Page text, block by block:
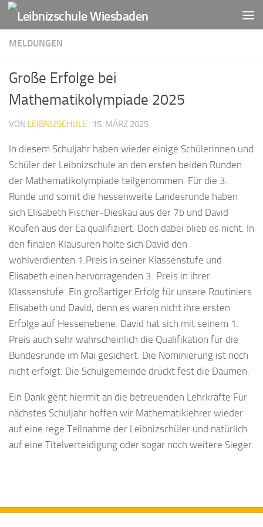
Zum Inhalt springen
MELDUNGEN
Große Erfolge bei
Mathematikolympiade 2025
VON LEIBNIZSCHULE · 15. MÄRZ 2025
In diesem Schuljahr haben wieder einige Schülerinnen und
Schüler der Leibnizschule an den ersten beiden Runden
der Mathematikolympiade teilgenommen. Für die 3.
Runde und somit die hessenweite Landesrunde haben
sich Elisabeth Fischer-Dieskau aus der 7b und David
Koufen aus der Ea qualifiziert. Doch dabei blieb es nicht. In
den finalen Klausuren holte sich David den
wohlverdienten 1.Preis in seiner Klassenstufe und
Elisabeth einen hervorragenden 3. Preis in ihrer
Klassenstufe. Ein großartiger Erfolg für unsere Routiniers
Elisabeth und David, denn es waren nicht ihre ersten
Erfolge auf Hessenebene. David hat sich mit seinem 1.
Preis auch sehr wahrscheinlich die Qualifikation für die
Bundesrunde im Mai gesichert. Die Nominierung ist noch
nicht erfolgt. Die Schulgemeinde drückt fest die Daumen.
Ein Dank geht hiermit an die betreuenden Lehrkräfte Für
nächstes Schuljahr hoffen wir Mathematiklehrer wieder
auf eine rege Teilnahme der Leibnizschüler und natürlich
auf eine Titelverteidigung oder sogar noch weitere Sieger.